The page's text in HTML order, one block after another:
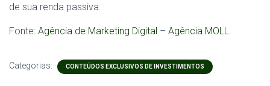
de sua renda passiva.
Fonte: Agência de Marketing Digital – Agência MOLL
Categorias: CONTEÚDOS EXCLUSIVOS DE INVESTIMENTOS